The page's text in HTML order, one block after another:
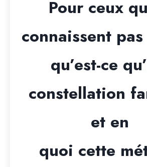
Pour ceux
connaissent
qu’est-ce
constellation
et en
quoi cette